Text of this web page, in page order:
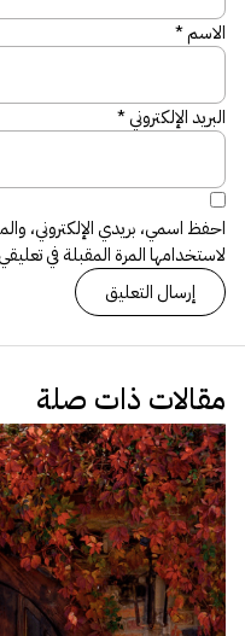
الاسم*
البريد الإلكتروني*
احفظ اسمي، بريدي الإلكتروني،
لاستخدامها المرة المقبلة في
مقالات ذات صلة